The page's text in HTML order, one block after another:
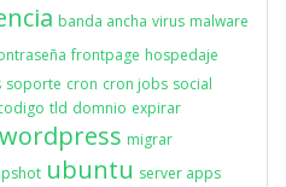
banda ancha virus malware
frontpage hospedaje
soporte cron cron jobs social
tld domnio expirar
wordpress migrar
ubuntu server apps